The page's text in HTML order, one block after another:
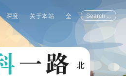
深度 关于本站 全部文章Search ...